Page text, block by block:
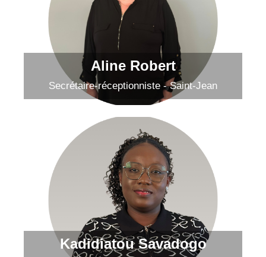
Aline Robert
Secrétaire-réceptionniste - Saint-Jean
Bienvenue dans l'équipe!
Envoyer un courriel
Kadidiatou Savadogo
Kadidiatou Savadogo
Envoyer un courriel